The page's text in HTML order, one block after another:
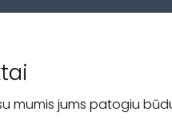
mumis jums patogiu